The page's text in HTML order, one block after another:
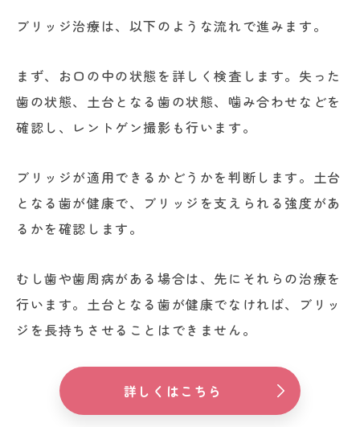
ブリッジ治療は、以下のような流れで進みます。
まず、お口の中の状態を詳しく検査します。失った
歯の状態、土台となる歯の状態、噛み合わせなどを
確認し、レントゲン撮影も行います。
ブリッジが適用できるかどうかを判断します。土台
となる歯が健康で、ブリッジを支えられる強度があ
るかを確認します。
むし歯や歯周病がある場合は、先にそれらの治療を
行います。土台となる歯が健康でなければ、ブリッ
ジを長持ちさせることはできません。
詳しくはこちら